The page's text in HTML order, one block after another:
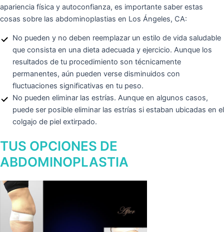
apariencia física y autoconfianza, es importante saber estas
cosas sobre las abdominoplastias en Los Ángeles, CA:
No pueden y no deben reemplazar un estilo de vida saludable
que consista en una dieta adecuada y ejercicio. Aunque los
resultados de tu procedimiento son técnicamente
permanentes, aún pueden verse disminuidos con
fluctuaciones significativas en tu peso.
No pueden eliminar las estrías. Aunque en algunos casos,
puede ser posible eliminar las estrías si estaban ubicadas en el
colgajo de piel extirpado.
TUS OPCIONES DE
ABDOMINOPLASTIA